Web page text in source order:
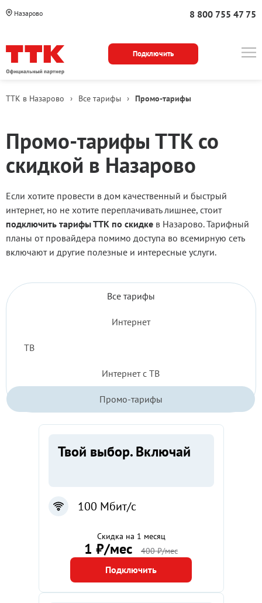
Назарово 8 800 755 47 75
Подключить
ТТК в Назарово › Все тарифы › Промо-тарифы
Промо-тарифы ТТК со
скидкой в Назарово
Если хотите провести в дом качественный и быстрый
интернет, но не хотите переплачивать лишнее, стоит
подключить тарифы ТТК по скидке в Назарово. Тарифный
планы от провайдера помимо доступа во всемирную сеть
включают и другие полезные и интересные услуги.
Все тарифы
Интернет
ТВ
Интернет с ТВ
Промо-тарифы
Все
2026
Твой выбор. Включай
100 Мбит/с
Скидка на 1 месяц
1 ₽/мес 400 ₽/мес
Подключить